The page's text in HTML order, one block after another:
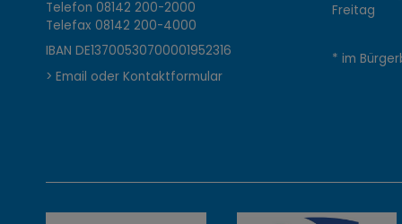
n
t
Telefon08142 200-2000
Telefax08142 200-4000
IBAN DE13700530700001952316
> Email oder Kontaktformular
Freitag
* im